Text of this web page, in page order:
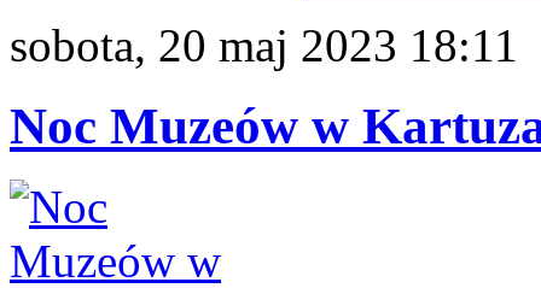
sobota, 20 maj 2023 18:11
Noc Muzeów w